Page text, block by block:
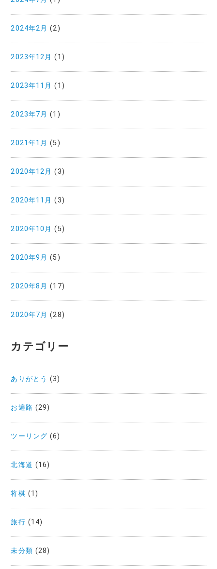
2024年2月 (2)
2023年12月 (1)
2023年11月 (1)
2023年7月 (1)
2021年1月 (5)
2020年12月 (3)
2020年11月 (3)
2020年10月 (5)
2020年9月 (5)
2020年8月 (17)
2020年7月 (28)
カテゴリー
ありがとう (3)
お遍路 (29)
ツーリング (6)
北海道 (16)
将棋 (1)
旅行 (14)
未分類 (28)